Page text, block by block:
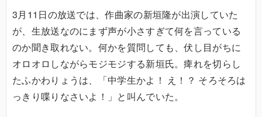
3月11日の放送では、作曲家の新垣隆が出演していた
が、生放送なのにまず声が小さすぎて何を言っている
のか聞き取れない。何かを質問しても、伏し目がちに
オロオロしながらモジモジする新垣氏。痺れを切らし
たふかわりょうは、「中学生かよ！ え！？ そろそろは
っきり喋りなさいよ！」と叫んでいた。